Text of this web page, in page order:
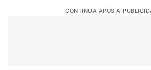
CONTINUA APÓS A